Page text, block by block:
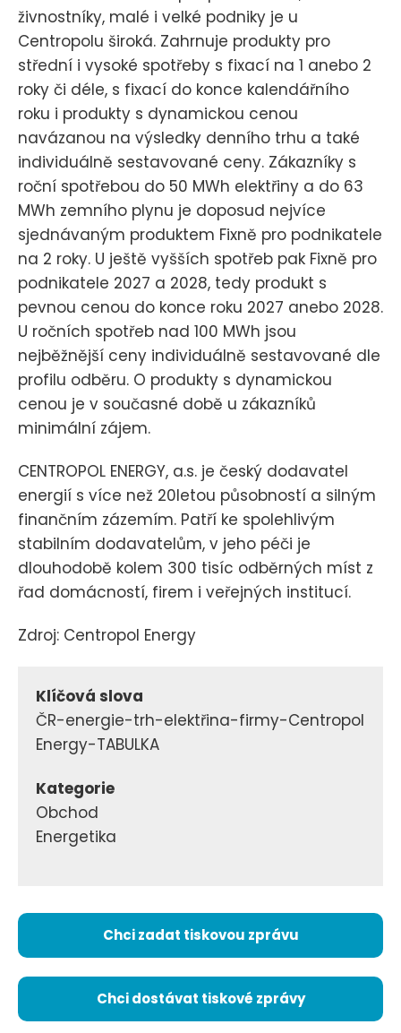
živnostníky, malé i velké podniky je u
Centropolu široká. Zahrnuje produkty pro
střední i vysoké spotřeby s fixací na 1 anebo 2
roky či déle, s fixací do konce kalendářního
roku i produkty s dynamickou cenou
navázanou na výsledky denního trhu a také
individuálně sestavované ceny. Zákazníky s
roční spotřebou do 50 MWh elektřiny a do 63
MWh zemního plynu je doposud nejvíce
sjednávaným produktem Fixně pro podnikatele
na 2 roky. U ještě vyšších spotřeb pak Fixně pro
podnikatele 2027 a 2028, tedy produkt s
pevnou cenou do konce roku 2027 anebo 2028.
U ročních spotřeb nad 100 MWh jsou
nejběžnější ceny individuálně sestavované dle
profilu odběru. O produkty s dynamickou
cenou je v současné době u zákazníků
minimální zájem.
CENTROPOL ENERGY, a.s. je český dodavatel
energií s více než 20letou působností a silným
finančním zázemím. Patří ke spolehlivým
stabilním dodavatelům, v jeho péči je
dlouhodobě kolem 300 tisíc odběrných míst z
řad domácností, firem i veřejných institucí.
Zdroj: Centropol Energy
Klíčová slova
ČR-energie-trh-elektřina-firmy-Centropol
Energy-TABULKA
Kategorie
Obchod
Energetika
Chci zadat tiskovou zprávu
Chci dostávat tiskové zprávy